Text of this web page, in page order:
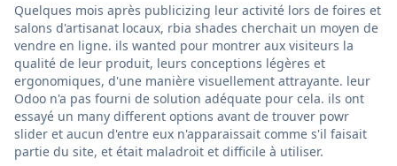
Quelques mois après publicizing leur activité lors de foires et
salons d'artisanat locaux, rbia shades cherchait un moyen de
vendre en ligne. ils wanted pour montrer aux visiteurs la
qualité de leur produit, leurs conceptions légères et
ergonomiques, d'une manière visuellement attrayante. leur
Odoo n'a pas fourni de solution adéquate pour cela. ils ont
essayé un many different options avant de trouver powr
slider et aucun d'entre eux n'apparaissait comme s'il faisait
partie du site, et était maladroit et difficile à utiliser.